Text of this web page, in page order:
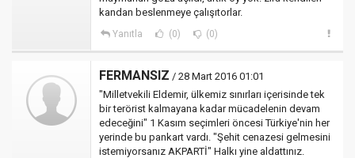
kandan beslenmeye çalışıtorlar.
Yanıtla (0) (0)
FERMANSIZ / 28 Mart 2016 01:01
"Milletvekili Eldemir, ülkemiz sınırları içerisinde tek
bir terörist kalmayana kadar mücadelenin devam
edeceğini" 1 Kasım seçimleri öncesi Türkiye'nin her
yerinde bu pankart vardı. "Şehit cenazesi gelmesini
istemiyorsanız AKPARTİ" Halkı yine aldattınız.